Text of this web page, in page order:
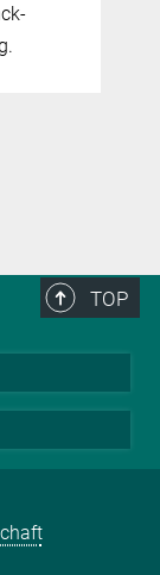
TOP